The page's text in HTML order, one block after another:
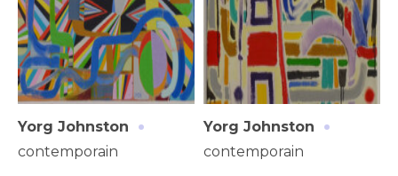
Yorg Johnston ·
contemporain
Yorg Johnston ·
contemporain